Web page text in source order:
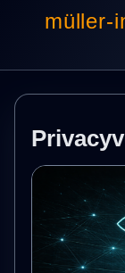
müller-